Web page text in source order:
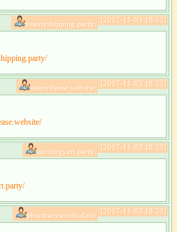
[2017-11-03 18:53]
beautyshipping.party:
[2017-11-03 18:53]
asianrelease.website:
[2017-11-03 18:53]
astrologyart.party:
[2017-11-03 18:53]
pharmacywords.date: